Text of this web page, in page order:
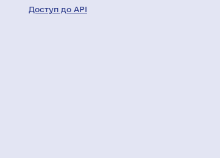
Доступ до API